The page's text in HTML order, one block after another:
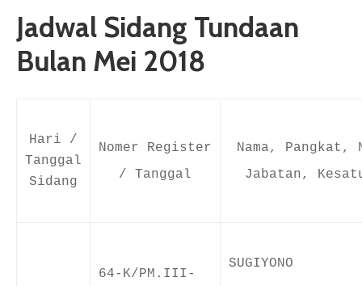
GALERI
HUBUNGI
Jadwal Sidang Tundaan
Bulan Mei 2018
Hari /
Tanggal
Sidang
Nomer Register
/ Tanggal
Nama, Pangkat,
Jabatan,
64-K/PM.III-
SUGIYONO